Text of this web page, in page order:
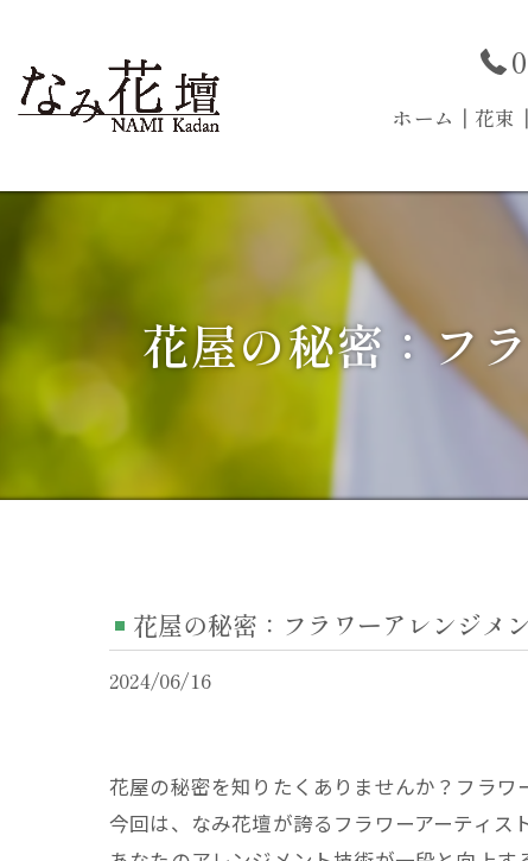
ホーム ┃花束┃
花屋の秘密：フ
花屋の秘密：フラワーアレンジメ
2024/06/16
花屋の秘密を知りたくありませんか？フラワ
今回は、なみ花壇が誇るフラワーアーティ